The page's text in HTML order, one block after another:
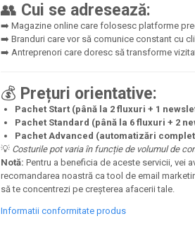
👥 Cui se adresează:
➡️ Magazine online care folosesc platforme
➡️ Branduri care vor să comunice constant cu
➡️ Antreprenori care doresc să transforme
💰 Prețuri orientative:
Pachet Start (până la 2 fluxuri + 1
Pachet Standard (până la 6 fluxuri + 2
Pachet Advanced (automatizări
💡 Costurile pot varia în funcție de volumul de
Notă: Pentru a beneficia de aceste servicii, vei
recomandarea noastră ca tool de email
să te concentrezi pe creșterea afacerii tale.
Informatii conformitate produs